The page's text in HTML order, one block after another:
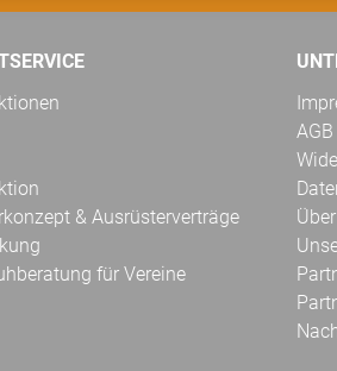
& Ausrüsterverträge
für Vereine
AGB